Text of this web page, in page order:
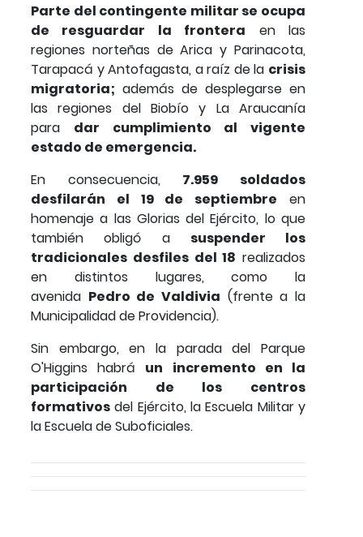
Parte del contingente militar se ocupa
de resguardar la frontera en las
regiones norteñas de Arica y Parinacota,
Tarapacá y Antofagasta, a raíz de la crisis
migratoria; además de desplegarse en
las regiones del Biobío y La Araucanía
para dar cumplimiento al vigente
estado de emergencia.
En consecuencia, 7.959 soldados
desfilarán el 19 de septiembre en
homenaje a las Glorias del Ejército, lo que
también obligó a suspender los
tradicionales desfiles del 18 realizados
en distintos lugares, como la
avenida Pedro de Valdivia (frente a la
Municipalidad de Providencia).
Sin embargo, en la parada del Parque
O'Higgins habrá un incremento en la
participación de los centros
formativos del Ejército, la Escuela Militar y
la Escuela de Suboficiales.